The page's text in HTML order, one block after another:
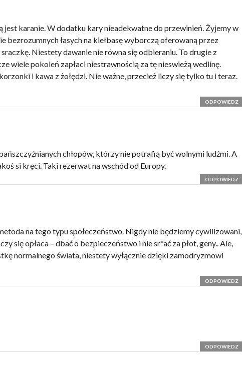
karanie. W dodatku kary nieadekwatne do przewinień. Żyjemy w
łasych na kiełbasę wyborczą oferowaną przez
Niestety dawanie nie równa się odbieraniu. To drugie z
wiele pokoleń zapłaci niestrawnością za tę nieswieżą wedlinę.
i kawa z żołędzi. Nie ważne, przecież liczy się tylko tu i teraz.
ODPOWIEDZ
chłopów, którzy nie potrafią być wolnymi ludźmi. A
si kręci. Taki rezerwat na wschód od Europy.
ODPOWIEDZ
na tego typu społeczeństwo. Nigdy nie będziemy cywilizowani,
się opłaca – dbać o bezpieczeństwo i nie sr*ać za płot, geny.. Ale,
normalnego świata, niestety wyłącznie dzięki zamodryzmowi
ODPOWIEDZ
ODPOWIEDZ